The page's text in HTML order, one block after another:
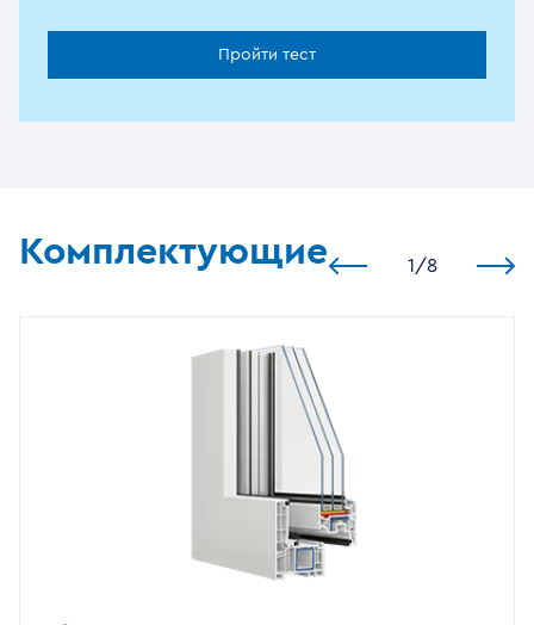
Пройти тест
Комплектующие 1 /8